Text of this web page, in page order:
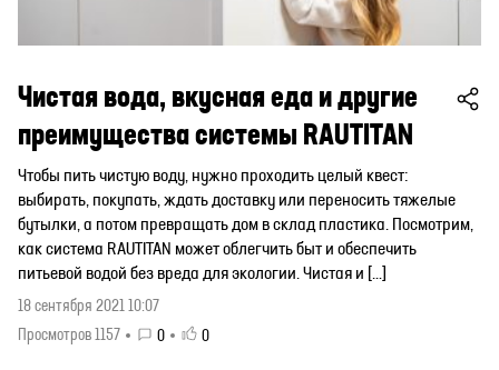
Чистая вода, вкусная еда и другие
преимущества системы RAUTITAN
Чтобы пить чистую воду, нужно проходить целый квест:
выбирать, покупать, ждать доставку или переносить тяжелые
бутылки, а потом превращать дом в склад пластика. Посмотрим,
как система RAUTITAN может облегчить быт и обеспечить
питьевой водой без вреда для экологии. Чистая и […]
18 сентября 2021 10:07
Просмотров 1157
0 0